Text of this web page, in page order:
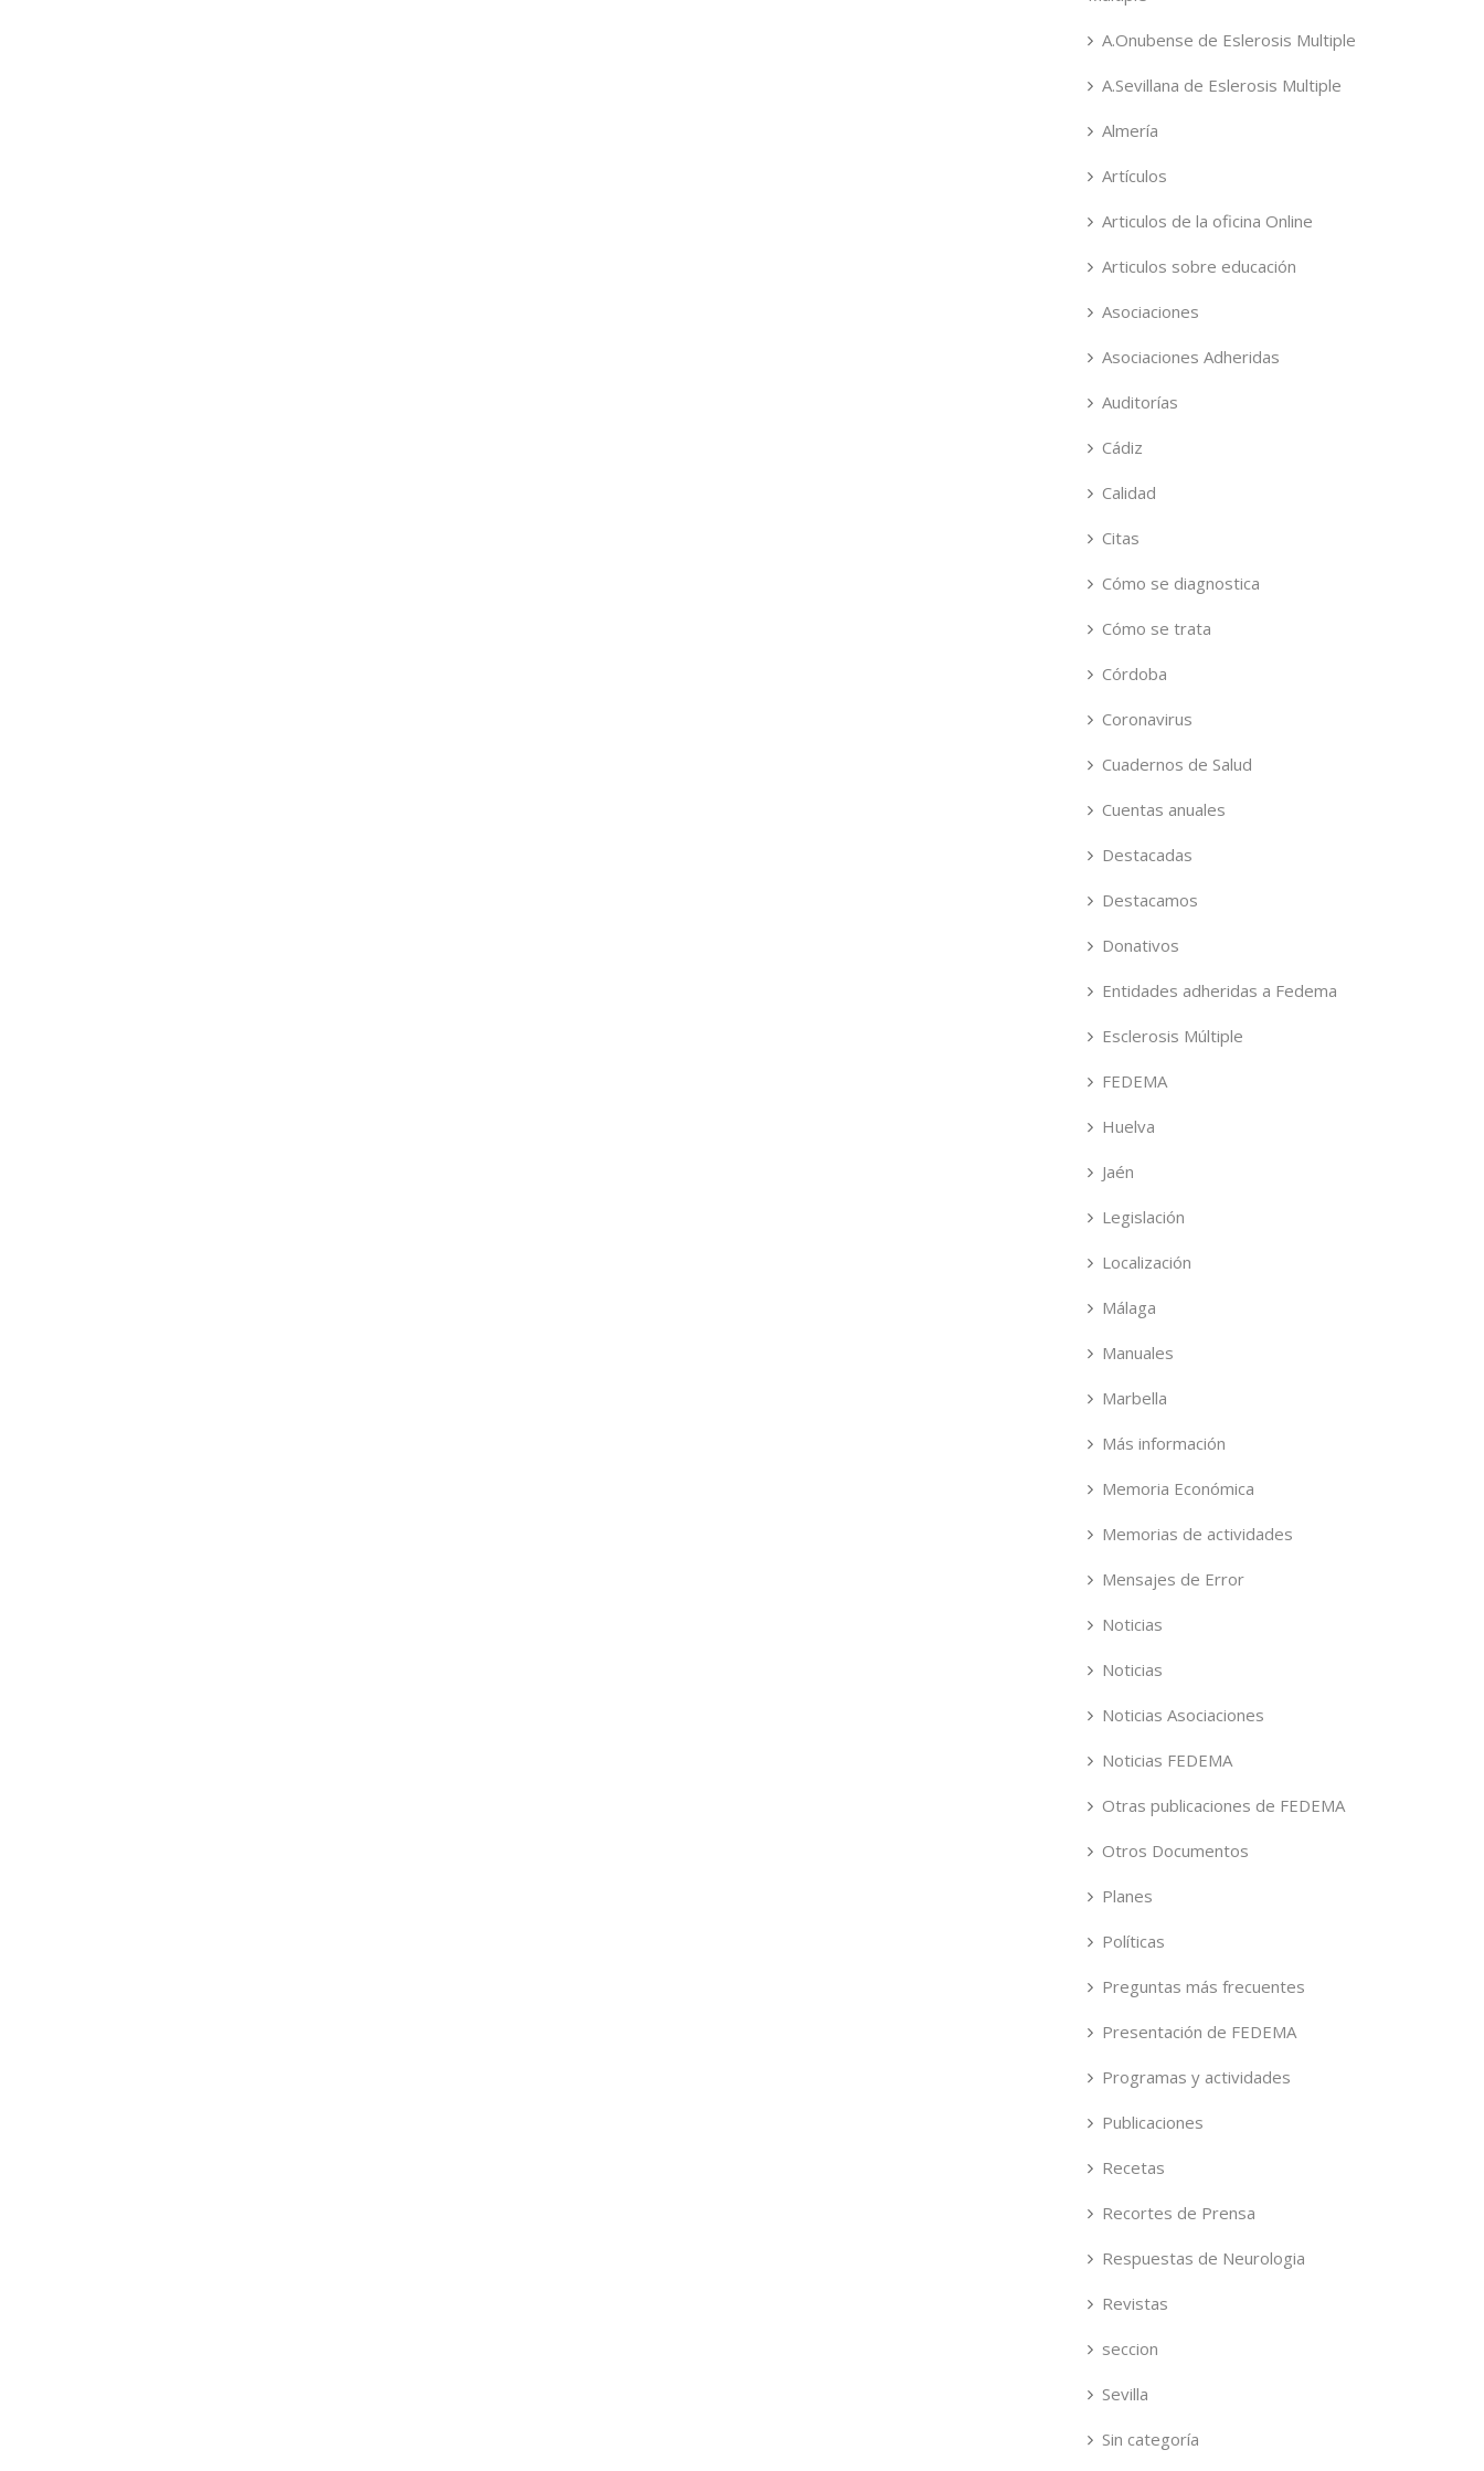
A.Onubense de Eslerosis Multiple
A.Sevillana de Eslerosis Multiple
Almería
Artículos
Articulos de la oficina Online
Articulos sobre educación
Asociaciones
Asociaciones Adheridas
Auditorías
Cádiz
Calidad
Citas
Cómo se diagnostica
Cómo se trata
Córdoba
Coronavirus
Cuadernos de Salud
Cuentas anuales
Destacadas
Destacamos
Donativos
Entidades adheridas a Fedema
Esclerosis Múltiple
FEDEMA
Huelva
Jaén
Legislación
Localización
Málaga
Manuales
Marbella
Más información
Memoria Económica
Memorias de actividades
Mensajes de Error
Noticias
Noticias
Noticias Asociaciones
Noticias FEDEMA
Otras publicaciones de FEDEMA
Otros Documentos
Planes
Políticas
Preguntas más frecuentes
Presentación de FEDEMA
Programas y actividades
Publicaciones
Recetas
Recortes de Prensa
Respuestas de Neurologia
Revistas
seccion
Sevilla
Sin categoría